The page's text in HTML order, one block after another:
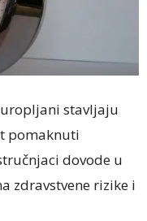
stavljaju
pomaknuti
dovode u
zdravstvene rizike i